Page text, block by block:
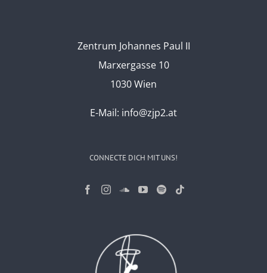
Zentrum Johannes Paul II
Marxergasse 10
1030 Wien
E-Mail: info@zjp2.at
CONNECTE DICH MIT UNS!